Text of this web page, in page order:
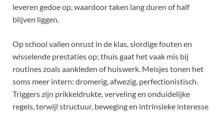
leveren gedoe op, waardoor taken lang duren of half
blijven liggen.
Op school vallen onrust in de klas, slordige fouten en
wisselende prestaties op; thuis gaat het vaak mis bij
routines zoals aankleden of huiswerk. Meisjes tonen het
soms meer intern: dromerig, afwezig, perfectionistisch.
Triggers zijn prikkeldrukte, verveling en onduidelijke
regels, terwijl structuur, beweging en intrinsieke interesse